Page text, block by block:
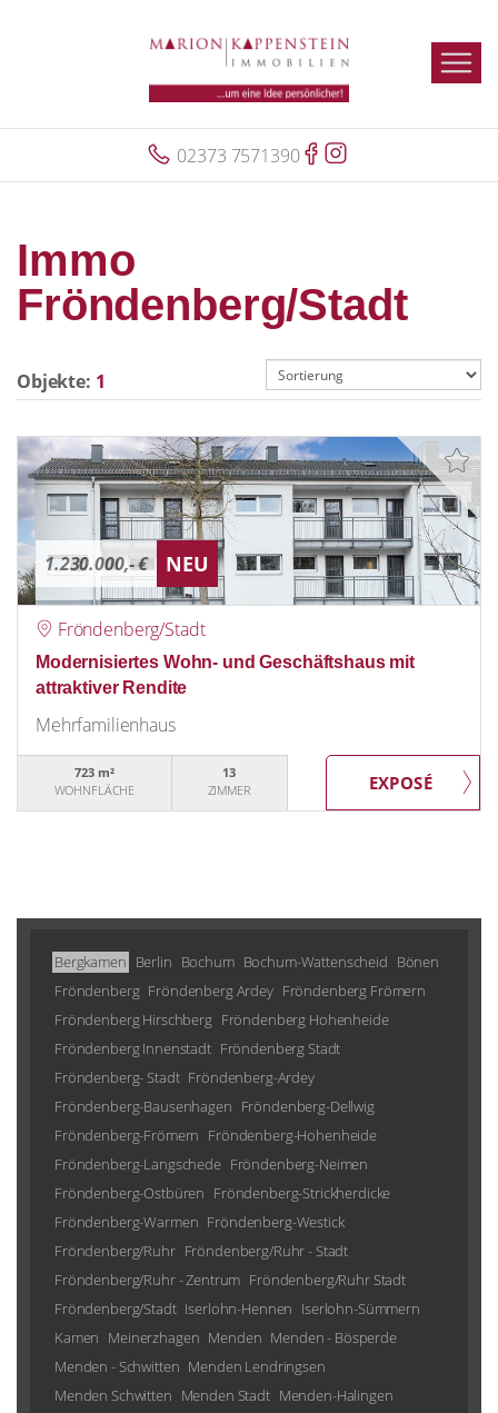
02373 7571390
Immo
Fröndenberg/Stadt
Objekte: 1
1.230.000,- € NEU
Fröndenberg/Stadt
Modernisiertes Wohn- und Geschäftshaus mit
attraktiver Rendite
Mehrfamilienhaus
723 m²
WOHNFLÄCHE
13
ZIMMER
Bergkamen Berlin Bochum Bochum-Wattenscheid Bönen
Fröndenberg Fröndenberg Ardey Fröndenberg Frömern
Fröndenberg Hirschberg Fröndenberg Hohenheide
Fröndenberg Innenstadt Fröndenberg Stadt
Fröndenberg- Stadt Fröndenberg-Ardey
Fröndenberg-Bausenhagen Fröndenberg-Dellwig
Fröndenberg-Frömern Fröndenberg-Hohenheide
Fröndenberg-Langschede Fröndenberg-Neimen
Fröndenberg-Ostbüren Fröndenberg-Strickherdicke
Fröndenberg-Warmen Fröndenberg-Westick
Fröndenberg/Ruhr Fröndenberg/Ruhr - Stadt
Fröndenberg/Ruhr - Zentrum Fröndenberg/Ruhr Stadt
Fröndenberg/Stadt Iserlohn-Hennen Iserlohn-Sümmern
Kamen Meinerzhagen Menden Menden - Bösperde
Menden - Schwitten Menden Lendringsen
Menden Schwitten Menden Stadt Menden-Halingen